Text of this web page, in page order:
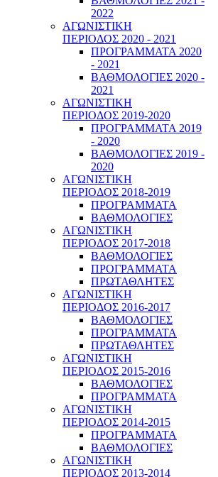
2022
ΑΓΩΝΙΣΤΙΚΗ
ΠΕΡΙΟΔΟΣ 2020 - 2021
ΠΡΟΓΡΑΜΜΑΤΑ 2020
- 2021
ΒΑΘΜΟΛΟΓΙΕΣ 2020 -
2021
ΑΓΩΝΙΣΤΙΚΗ
ΠΕΡΙΟΔΟΣ 2019-2020
ΠΡΟΓΡΑΜΜΑΤΑ 2019
- 2020
ΒΑΘΜΟΛΟΓΙΕΣ 2019 -
2020
ΑΓΩΝΙΣΤΙΚΗ
ΠΕΡΙΟΔΟΣ 2018-2019
ΠΡΟΓΡΑΜΜΑΤΑ
ΒΑΘΜΟΛΟΓΙΕΣ
ΑΓΩΝΙΣΤΙΚΗ
ΠΕΡΙΟΔΟΣ 2017-2018
ΒΑΘΜΟΛΟΓΙΕΣ
ΠΡΟΓΡΑΜΜΑΤΑ
ΠΡΩΤΑΘΛΗΤΕΣ
ΑΓΩΝΙΣΤΙΚΗ
ΠΕΡΙΟΔΟΣ 2016-2017
ΒΑΘΜΟΛΟΓΙΕΣ
ΠΡΟΓΡΑΜΜΑΤΑ
ΠΡΩΤΑΘΛΗΤΕΣ
ΑΓΩΝΙΣΤΙΚΗ
ΠΕΡΙΟΔΟΣ 2015-2016
ΒΑΘΜΟΛΟΓΙΕΣ
ΠΡΟΓΡΑΜΜΑΤΑ
ΑΓΩΝΙΣΤΙΚΗ
ΠΕΡΙΟΔΟΣ 2014-2015
ΠΡΟΓΡΑΜΜΑΤΑ
ΒΑΘΜΟΛΟΓΙΕΣ
ΑΓΩΝΙΣΤΙΚΗ
ΠΕΡΙΟΔΟΣ 2013-2014